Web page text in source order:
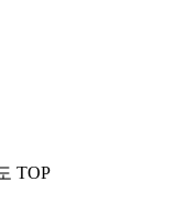
TOP